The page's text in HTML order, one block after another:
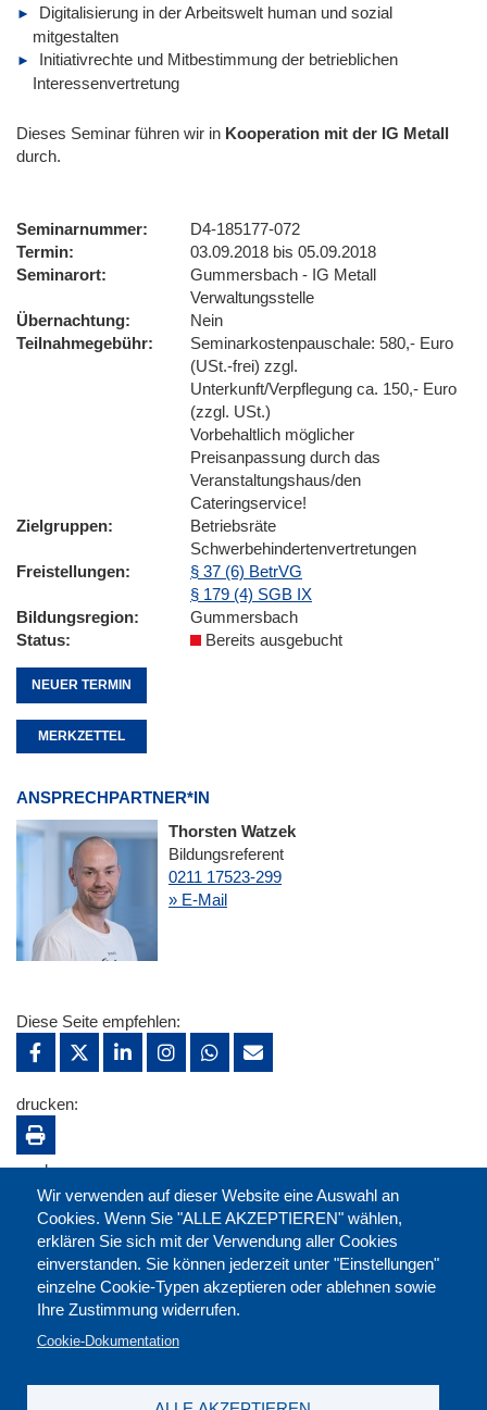
Digitalisierung in der Arbeitswelt human und sozial
mitgestalten
Initiativrechte und Mitbestimmung der betrieblichen
Interessenvertretung
Dieses Seminar führen wir in Kooperation mit der IG Metall
durch.
Seminarnummer
D4-185177-072
Termin
03.09.2018 bis 05.09.2018
Seminarort
Gummersbach - IG Metall
Verwaltungsstelle
Übernachtung
Nein
Teilnahmegebühr
Seminarkostenpauschale: 580,- Euro
(USt.-frei) zzgl.
Unterkunft/Verpflegung ca. 150,- Euro
(zzgl. USt.)
Vorbehaltlich möglicher
Preisanpassung durch das
Veranstaltungshaus/den
Cateringservice!
Zielgruppen
Betriebsräte
Schwerbehindertenvertretungen
Freistellungen
§ 37 (6) BetrVG
§ 179 (4) SGB IX
Bildungsregion
Gummersbach
Status
Bereits ausgebucht
NEUER TERMIN
MERKZETTEL
ANSPRECHPARTNER*IN
Thorsten Watzek
Bildungsreferent
0211 17523-299
» E-Mail
Wir verwenden auf dieser Website eine Auswahl an
Cookies. Wenn Sie "ALLE AKZEPTIEREN" wählen,
erklären Sie sich mit der Verwendung aller Cookies
einverstanden. Sie können jederzeit unter "Einstellungen"
einzelne Cookie-Typen akzeptieren oder ablehnen sowie
Ihre Zustimmung widerrufen.
Cookie-Dokumentation
Diese Seite empfehlen:
drucken:
merken: